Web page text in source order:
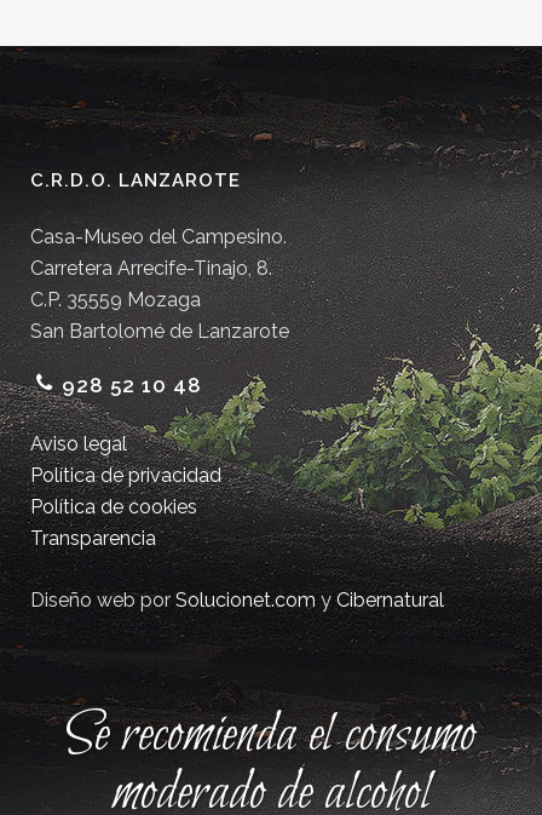
C.R.D.O. LANZAROTE
Casa-Museo del Campesino.
Carretera Arrecife-Tinajo, 8.
C.P. 35559 Mozaga
San Bartolomé de Lanzarote
928 52 10 48
Aviso legal
Política de privacidad
Política de cookies
Transparencia
Diseño web porSolucionet.comyCibernatural
Se recomienda el consumo
moderado de alcohol